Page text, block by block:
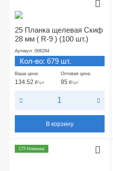
25 Планка щелевая Скиф
28 мм ( R-9 ) (100 шт.)
Артикул: 006294
Кол-во: 679 шт.
Ваша цена:
134.52 ₽/шт
Оптовая цена:
95₽/шт
В корзину
СП Новинка